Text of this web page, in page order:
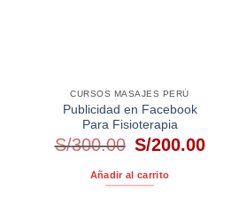
CURSOS MASAJES PERÚ
Publicidad en Facebook
Para Fisioterapia
S/300.00 El
original
S/200.00El
Añadir al carrito